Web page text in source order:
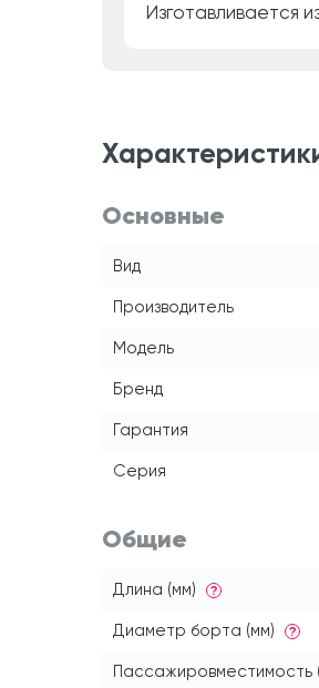
Изготавливается
Основные
Вид
Производитель
Модель
Бренд
Гарантия
Серия
Общие
Длина (мм) ?
Диаметр борта (мм) ?
Пассажировместимость